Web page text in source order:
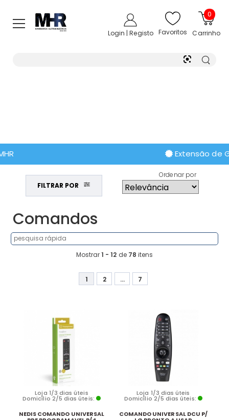
Login | Registo Favoritos
0
Carrinho
FILTRAR POR
Ordenar por
Comandos
Mostrar1 - 12 de 78 itens
1 2 ... 7
Loja 1/3 dias úteis
Domicílio 2/5 dias úteis:
NEDIS COMANDO UNIVERSAL
Loja 1/3 dias úteis
Domicílio 2/5 dias úteis:
COMANDO UNIVERSAL DCU P/